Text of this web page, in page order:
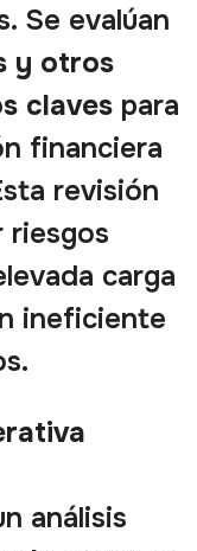
Se evalúan
y otros
clavespara
financiera
revisión
riesgos
carga
ineficiente
análisis